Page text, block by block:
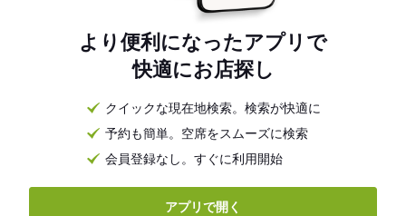
より便利になったアプリで
快適にお店探し
クイックな現在地検索。検索が快適に
予約も簡単。空席をスムーズに検索
会員登録なし。すぐに利用開始
アプリで開く